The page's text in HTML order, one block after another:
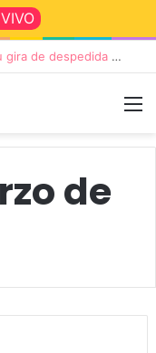
“TIRRIA” llega a Tandil con un elenco de lujo encabezado por Capusotto, Spregelburd y Stefani
de